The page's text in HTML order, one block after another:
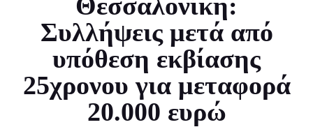
Συλλήψεις μετά από
υπόθεση εκβίασης
25χρονου για μεταφορά
20.000 ευρώ